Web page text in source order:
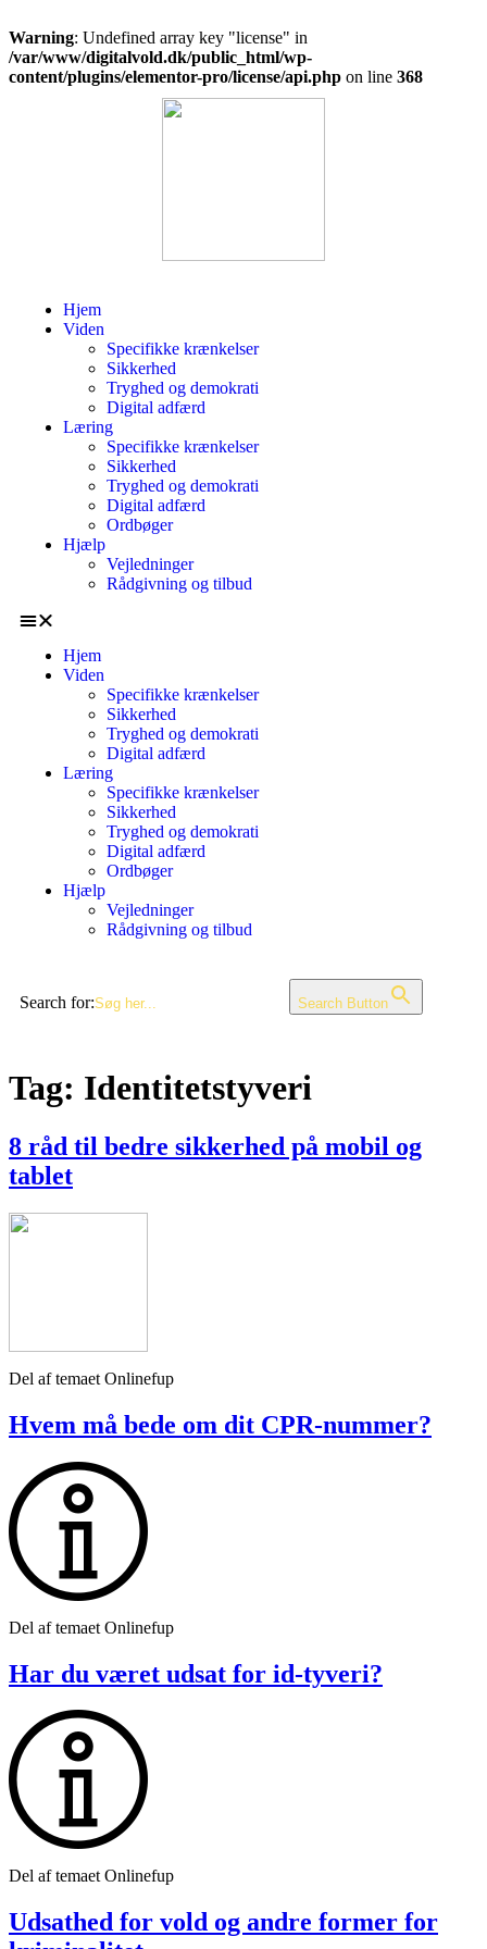
Warning: Undefined array key "license" in
/var/www/digitalvold.dk/public_html/wp-
content/plugins/elementor-pro/license/api.php on line 368
Hjem
Viden
Specifikke krænkelser
Sikkerhed
Tryghed og demokrati
Digital adfærd
Læring
Specifikke krænkelser
Sikkerhed
Tryghed og demokrati
Digital adfærd
Ordbøger
Hjælp
Vejledninger
Rådgivning og tilbud
Hjem
Viden
Specifikke krænkelser
Sikkerhed
Tryghed og demokrati
Digital adfærd
Læring
Specifikke krænkelser
Sikkerhed
Tryghed og demokrati
Digital adfærd
Ordbøger
Hjælp
Vejledninger
Rådgivning og tilbud
Search for: Search Button
Tag: Identitetstyveri
8 råd til bedre sikkerhed på mobil og
tablet
Del af temaet Onlinefup
Hvem må bede om dit CPR-nummer?
Del af temaet Onlinefup
Har du været udsat for id-tyveri?
Del af temaet Onlinefup
Udsathed for vold og andre former for